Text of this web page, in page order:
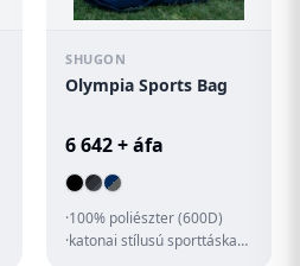
SHUGON
Olympia Sports Bag
6 642 + áfa
·100% poliészter (600D)
·katonai stílusú sporttáska